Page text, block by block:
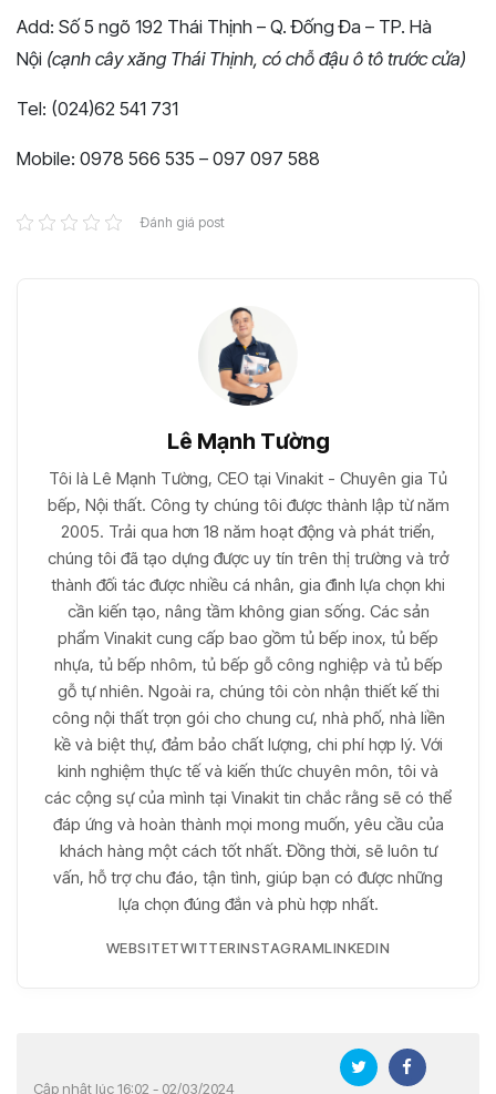
Add: Số 5 ngõ 192 Thái Thịnh – Q. Đống Đa – TP. Hà
Nội (cạnh cây xăng Thái Thịnh, có chỗ đậu ô tô trước cửa)
Tel: (024)62 541 731
Mobile: 0978 566 535 – 097 097 588
Đánh giá post
Lê Mạnh Tường
Tôi là Lê Mạnh Tường, CEO tại Vinakit - Chuyên gia Tủ
bếp, Nội thất. Công ty chúng tôi được thành lập từ năm
2005. Trải qua hơn 18 năm hoạt động và phát triển,
chúng tôi đã tạo dựng được uy tín trên thị trường và trở
thành đối tác được nhiều cá nhân, gia đình lựa chọn khi
cần kiến tạo, nâng tầm không gian sống. Các sản
phẩm Vinakit cung cấp bao gồm tủ bếp inox, tủ bếp
nhựa, tủ bếp nhôm, tủ bếp gỗ công nghiệp và tủ bếp
gỗ tự nhiên. Ngoài ra, chúng tôi còn nhận thiết kế thi
công nội thất trọn gói cho chung cư, nhà phố, nhà liền
kề và biệt thự, đảm bảo chất lượng, chi phí hợp lý. Với
kinh nghiệm thực tế và kiến thức chuyên môn, tôi và
các cộng sự của mình tại Vinakit tin chắc rằng sẽ có thể
đáp ứng và hoàn thành mọi mong muốn, yêu cầu của
khách hàng một cách tốt nhất. Đồng thời, sẽ luôn tư
vấn, hỗ trợ chu đáo, tận tình, giúp bạn có được những
lựa chọn đúng đắn và phù hợp nhất.
WEBSITETWITTERINSTAGRAMLINKEDIN
Cập nhật lúc 16:02 - 02/03/2024